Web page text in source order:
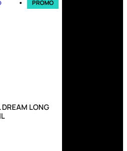
PROMO
DREAM LONG